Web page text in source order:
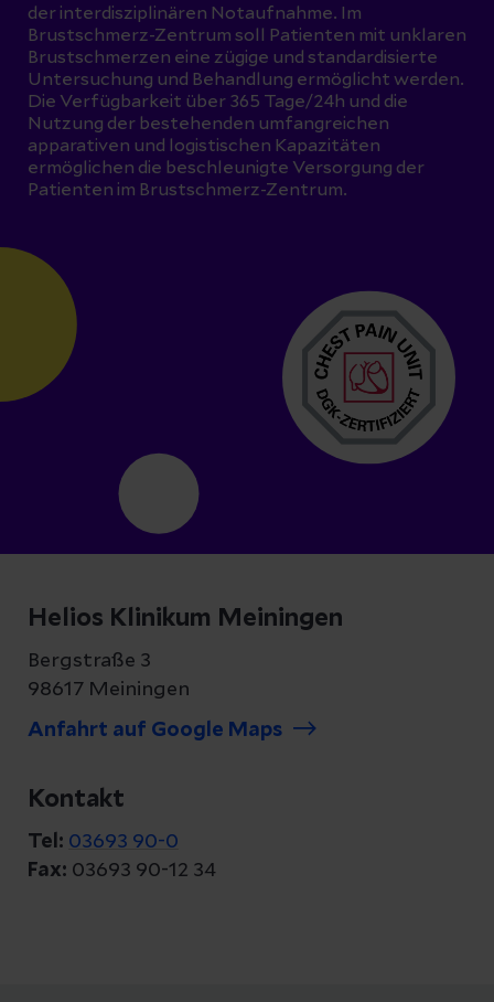
Leitende kardiologische
Krankenhausärzte
Prüfungskommision für
Qualitätssicherung bei Ambulant
erworbener Pneumonie der
Landesärztekammer Thüringen)
Mitglied der Arbeitsgruppe
Interventionelle kardiologie der DGK
der interdisziplinären Notaufnahme. Im
Brustschmerz-Zentrum soll Patienten mit unklaren
Brustschmerzen eine zügige und standardisierte
Untersuchung und Behandlung ermöglicht werden.
Die Verfügbarkeit über 365 Tage/24h und die
Nutzung der bestehenden umfangreichen
apparativen und logistischen Kapazitäten
ermöglichen die beschleunigte Versorgung der
Patienten im Brustschmerz-Zentrum.
Helios Klinikum Meiningen
Bergstraße 3
98617 Meiningen
Anfahrt auf Google Maps
Kontakt
Tel: 03693 90-0
Fax: 03693 90-12 34